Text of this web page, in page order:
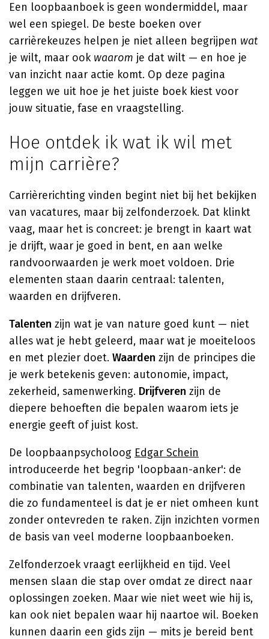
Een loopbaanboek is geen wondermiddel, maar
wel een spiegel. De beste boeken over
carrièrekeuzes helpen je niet alleen begrijpen wat
je wilt, maar ook waarom je dat wilt — en hoe je
van inzicht naar actie komt. Op deze pagina
leggen we uit hoe je het juiste boek kiest voor
jouw situatie, fase en vraagstelling.
Hoe ontdek ik wat ik wil met
mijn carrière?
Carrièrerichting vinden begint niet bij het bekijken
van vacatures, maar bij zelfonderzoek. Dat klinkt
vaag, maar het is concreet: je brengt in kaart wat
je drijft, waar je goed in bent, en aan welke
randvoorwaarden je werk moet voldoen. Drie
elementen staan daarin centraal: talenten,
waarden en drijfveren.
Talenten zijn wat je van nature goed kunt — niet
alles wat je hebt geleerd, maar wat je moeiteloos
en met plezier doet. Waarden zijn de principes die
je werk betekenis geven: autonomie, impact,
zekerheid, samenwerking. Drijfveren zijn de
diepere behoeften die bepalen waarom iets je
energie geeft of juist kost.
De loopbaanpsycholoog Edgar Schein
introduceerde het begrip 'loopbaan-anker': de
combinatie van talenten, waarden en drijfveren
die zo fundamenteel is dat je er niet omheen kunt
zonder ontevreden te raken. Zijn inzichten vormen
de basis van veel moderne loopbaanboeken.
Zelfonderzoek vraagt eerlijkheid en tijd. Veel
mensen slaan die stap over omdat ze direct naar
oplossingen zoeken. Maar wie niet weet wie hij is,
kan ook niet bepalen waar hij naartoe wil. Boeken
kunnen daarin een gids zijn — mits je bereid bent